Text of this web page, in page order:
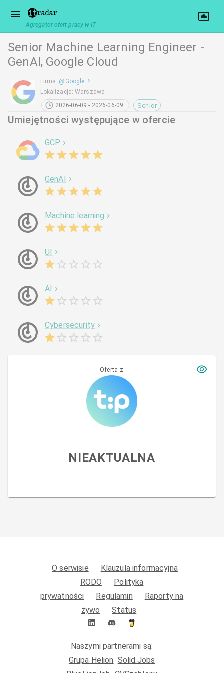
Agregator ofert pracy w IT
Senior Machine Learning Engineer -
GenAI, Google Cloud
Firma: @ Google
Lokalizacja:Warszawa
2026-06-09 - 2026-06-09
Senior
Umiejętności występujące w ofercie
GCP
GenAI
Machine learning
UI
AI
Cybersecurity
Oferta z
NIEAKTUALNA
O serwisie
Klauzula informacyjna
RODO
Polityka
prywatności
Regulamin
Raporty na
żywo
Status
Naszymi partnerami są:
Grupa Helion Solid.Jobs